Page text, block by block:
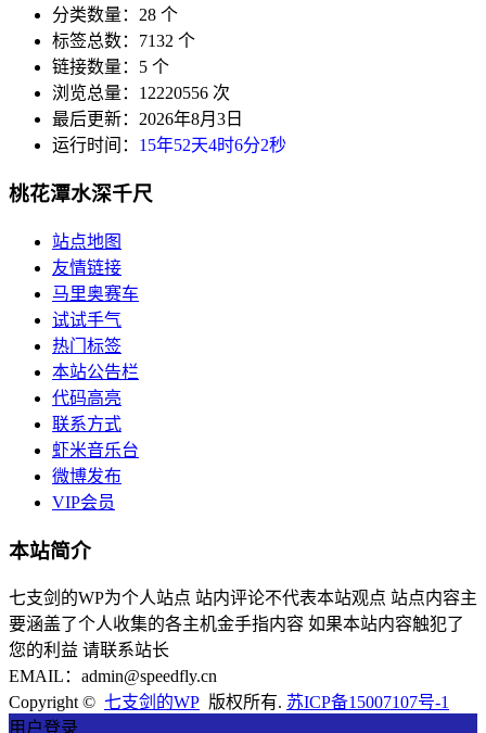
分类数量：28 个
标签总数：7132 个
链接数量：5 个
浏览总量：12220556 次
最后更新：2026年8月3日
运行时间： 15年52天4时6分2秒
桃花潭水深千尺
站点地图
友情链接
马里奥赛车
试试手气
热门标签
本站公告栏
代码高亮
联系方式
虾米音乐台
微博发布
VIP会员
本站简介
七支剑的WP为个人站点 站内评论不代表本站观点 站点内容主
要涵盖了个人收集的各主机金手指内容 如果本站内容触犯了
您的利益 请联系站长
EMAIL：admin@speedfly.cn
Copyright © 七支剑的WP 版权所有. 苏ICP备15007107号-1
用户登录